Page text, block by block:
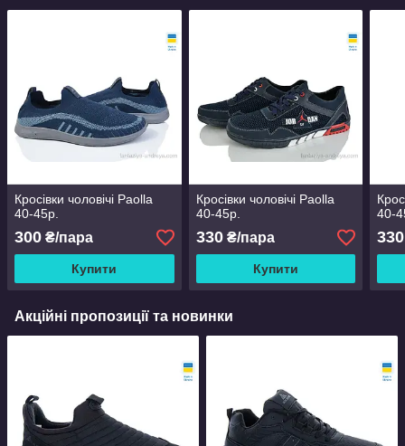
Кросівки чоловічі Paolla
40-45р.
300 ₴/пара
Купити
Кросівки чоловічі Paolla
40-45р.
330₴/пара
Купити
40-
330
Акційні пропозиції та новинки